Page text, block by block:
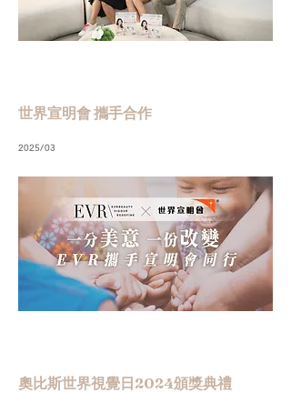
世界宣明會 攜手合作
2025/03
奧比斯世界視覺日2024頒獎典禮